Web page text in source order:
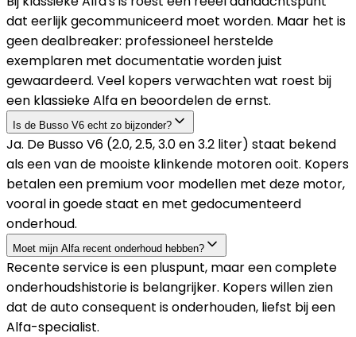
dat eerlijk gecommuniceerd moet worden. Maar het is
geen dealbreaker: professioneel herstelde
exemplaren met documentatie worden juist
gewaardeerd. Veel kopers verwachten wat roest bij
een klassieke Alfa en beoordelen de ernst.
Is de Busso V6 echt zo bijzonder?
Ja. De Busso V6 (2.0, 2.5, 3.0 en 3.2 liter) staat bekend
als een van de mooiste klinkende motoren ooit. Kopers
betalen een premium voor modellen met deze motor,
vooral in goede staat en met gedocumenteerd
onderhoud.
Moet mijn Alfa recent onderhoud hebben?
Recente service is een pluspunt, maar een complete
onderhoudshistorie is belangrijker. Kopers willen zien
dat de auto consequent is onderhouden, liefst bij een
Alfa-specialist.